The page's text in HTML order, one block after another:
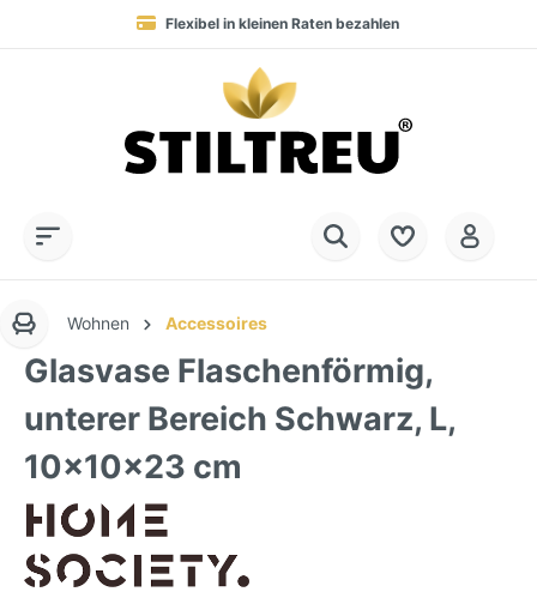
Flexibel in kleinen Raten bezahlen
Blitzversand in 1-3 Werktagen nach DE, AT & NL
+49 (0) 28 32 - 408 990 0
Dauerhaft hohe Warenverfügbarkeit
SSL-verschlüsselt online einkaufen
Wohnen Accessoires
Glasvase Flaschenförmig,
unterer Bereich Schwarz, L,
10x10x23 cm